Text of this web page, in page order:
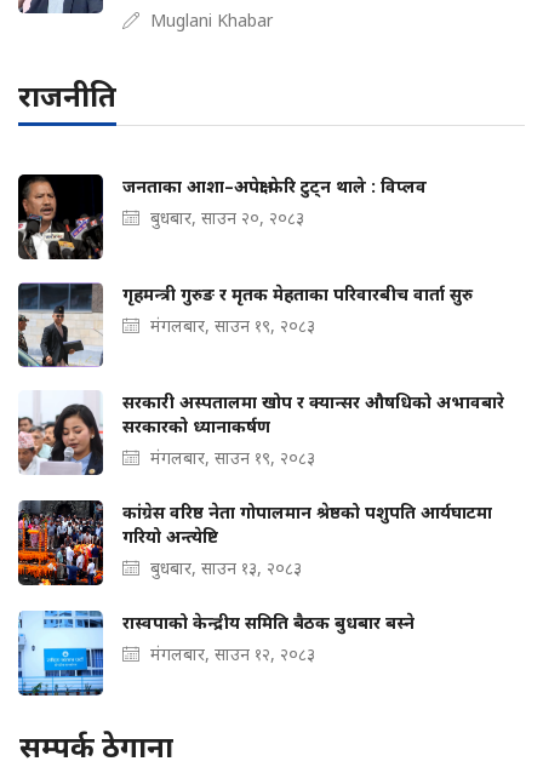
Muglani Khabar
राजनीति
जनताका आशा–अपेक्षा फेरि टुट्न थाले : विप्लव
बुधबार, साउन २०, २०८३
गृहमन्त्री गुरुङ र मृतक मेहताका परिवारबीच वार्ता सुरु
मंगलबार, साउन १९, २०८३
सरकारी अस्पतालमा खोप र क्यान्सर औषधिको अभावबारे
सरकारको ध्यानाकर्षण
मंगलबार, साउन १९, २०८३
कांग्रेस वरिष्ठ नेता गोपालमान श्रेष्ठको पशुपति आर्यघाटमा
गरियो अन्त्येष्टि
बुधबार, साउन १३, २०८३
रास्वपाको केन्द्रीय समिति बैठक बुधबार बस्ने
मंगलबार, साउन १२, २०८३
सम्पर्क ठेगाना